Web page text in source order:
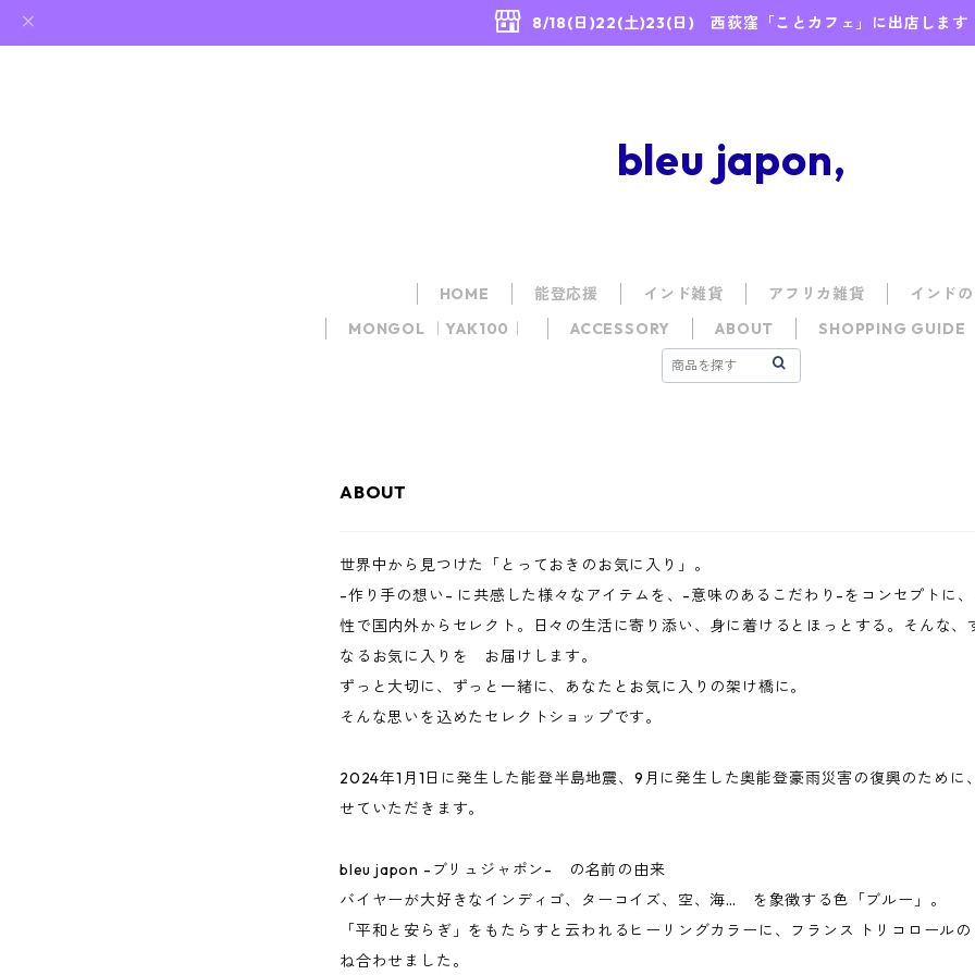
8/18(日)22(土)23(日) 西荻窪「ことカフェ」に出店します
bleu japon,
HOME 能登応援 インド雑貨 アフリカ雑貨
インド
MONGOL ｜YAK100｜
ACCESSORY ABOUT SHOPPING GUIDE
ABOUT
世界中から見つけた「とっておきのお気に入り」。
-作り手の想い- に共感した様々なアイテムを、-意味のあるこだわり-をコンセプトに
性で国内外からセレクト。日々の生活に寄り添い、身に着けるとほっとする。そんな、
なるお気に入りを お届けします。
ずっと大切に、ずっと一緒に、あなたとお気に入りの架け橋に。
そんな思いを込めたセレクトショップです。
2024年1月1日に発生した能登半島地震、9月に発生した奥能登豪雨災害の復興のために
せていただきます。
bleu japon -ブリュジャポン- の名前の由来
バイヤーが大好きなインディゴ、ターコイズ、空、海… を象徴する色「ブルー」。
「平和と安らぎ」をもたらすと云われるヒーリングカラーに、フランス トリコロール
ね合わせました。